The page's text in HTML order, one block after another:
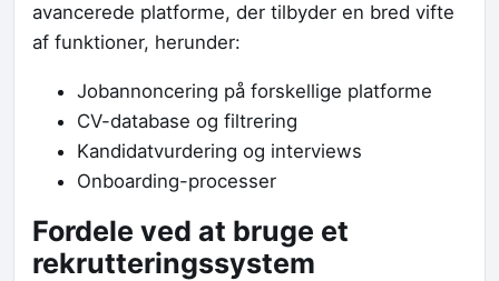
avancerede platforme, der tilbyder en bred vifte
af funktioner, herunder:
Jobannoncering på forskellige platforme
CV-database og filtrering
Kandidatvurdering og interviews
Onboarding-processer
Fordele ved at bruge et
rekrutteringssystem